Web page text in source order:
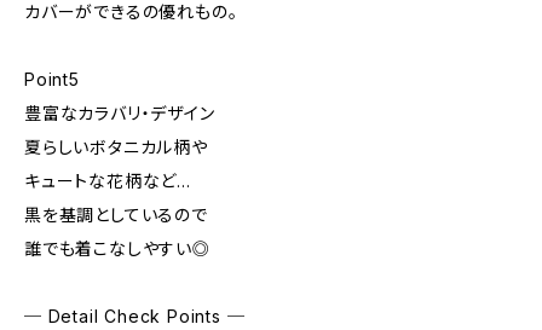
カバーができるの優れもの。
Point5
豊富なカラバリ・デザイン
夏らしいボタニカル柄や
キュートな花柄など…
黒を基調としているので
誰でも着こなしやすい◎
─ Detail Check Points ─